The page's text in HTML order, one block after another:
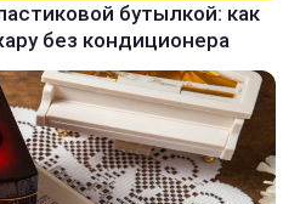
бутылкой: как
без кондиционера